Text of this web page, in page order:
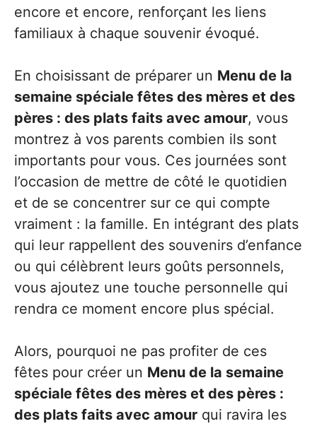
encore et encore, renforçant les liens
familiaux à chaque souvenir évoqué.
En choisissant de préparer un Menu de la
semaine spéciale fêtes des mères et des
pères : des plats faits avec amour, vous
montrez à vos parents combien ils sont
importants pour vous. Ces journées sont
l’occasion de mettre de côté le quotidien
et de se concentrer sur ce qui compte
vraiment : la famille. En intégrant des plats
qui leur rappellent des souvenirs d’enfance
ou qui célèbrent leurs goûts personnels,
vous ajoutez une touche personnelle qui
rendra ce moment encore plus spécial.
Alors, pourquoi ne pas profiter de ces
fêtes pour créer un Menu de la semaine
spéciale fêtes des mères et des pères :
des plats faits avec amour qui ravira les